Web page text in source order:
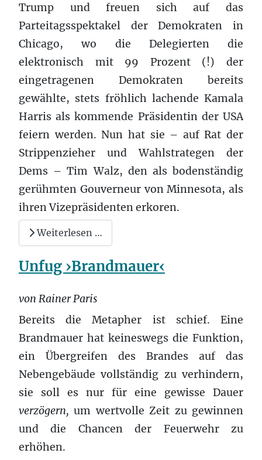
Trump und freuen sich auf das
Parteitagsspektakel der Demokraten in
Chicago, wo die Delegierten die
elektronisch mit 99 Prozent (!) der
eingetragenen Demokraten bereits
gewählte, stets fröhlich lachende Kamala
Harris als kommende Präsidentin der USA
feiern werden. Nun hat sie – auf Rat der
Strippenzieher und Wahlstrategen der
Dems – Tim Walz, den als bodenständig
gerühmten Gouverneur von Minnesota, als
ihren Vizepräsidenten erkoren.
Weiterlesen …
Unfug ›Brandmauer‹
von Rainer Paris
Bereits die Metapher ist schief. Eine
Brandmauer hat keineswegs die Funktion,
ein Übergreifen des Brandes auf das
Nebengebäude vollständig zu verhindern,
sie soll es nur für eine gewisse Dauer
verzögern, um wertvolle Zeit zu gewinnen
und die Chancen der Feuerwehr zu
erhöhen.